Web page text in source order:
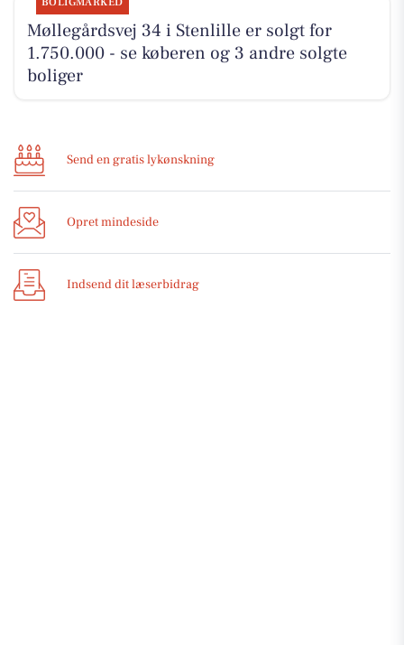
Møllegårdsvej 34 i Stenlille er solgt for
1.750.000 - se køberen og 3 andre solgte
boliger
Send en gratis lykønskning
Opret mindeside
Indsend dit læserbidrag